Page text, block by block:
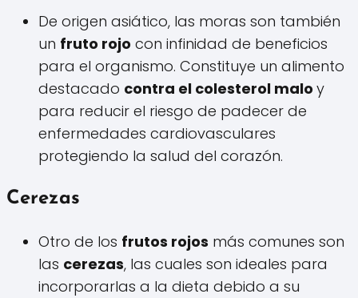
De origen asiático, las moras son también
un fruto rojo con infinidad de beneficios
para el organismo. Constituye un alimento
destacado contra el colesterol malo y
para reducir el riesgo de padecer de
enfermedades cardiovasculares
protegiendo la salud del corazón.
Cerezas
Otro de los frutos rojos más comunes son
las cerezas, las cuales son ideales para
incorporarlas a la dieta debido a su